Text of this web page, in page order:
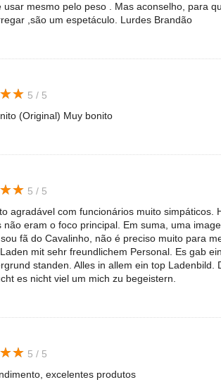
usar mesmo pelo peso . Mas aconselho, para
,são um espetáculo. Lurdes Brandão
★★
★★ 5 / 5
(Original) Muy bonito
★★
★★ 5 / 5
agradável com funcionários muito simpáticos.
não eram o foco principal. Em suma, uma
fã do Cavalinho, não é preciso muito para
mit sehr freundlichem Personal. Es gab
standen. Alles in allem ein top Ladenbild.
es nicht viel um mich zu begeistern.
★★
★★ 5 / 5
excelentes produtos